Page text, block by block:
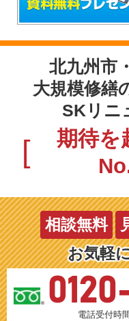
北九州市
大規模修繕
SKリニ
期待を
相談無料
お気軽
電話受付時